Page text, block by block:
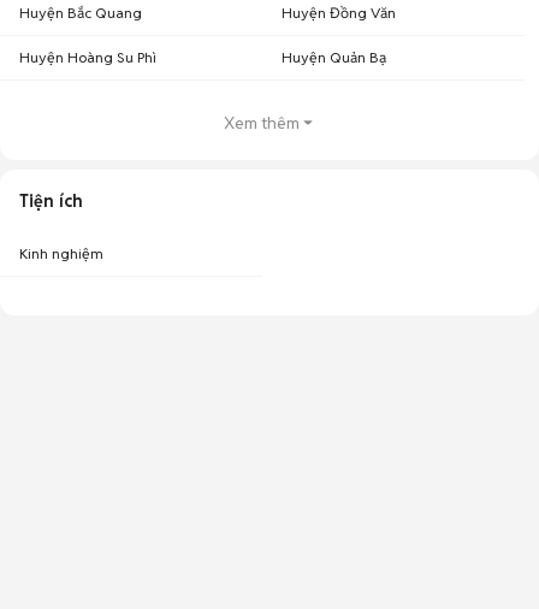
Huyện Bắc Quang Huyện Đồng Văn
Huyện Hoàng Su Phì Huyện Quản Bạ
Xem thêm
Tiện ích
Kinh nghiệm